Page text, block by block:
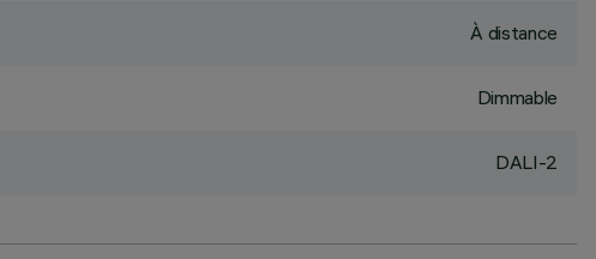
À distance
Dimmable
DALI-2